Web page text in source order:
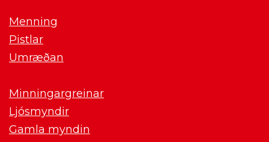
Menning
Pistlar
Umræðan
Minningargreinar
Ljósmyndir
Gamla myndin